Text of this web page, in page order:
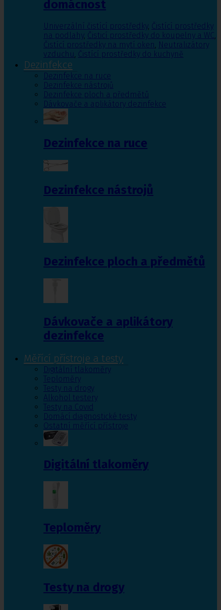
domácnost
Univerzální čistící prostředky, Čistící prostředky
na podlahy, Čisticí prostředky do koupelny a WC,
Čistící prostředky na mytí oken, Neutralizátory
vzduchu, Čistící prostředky do kuchyně
Dezinfekce
Dezinfekce na ruce
Dezinfekce nástrojů
Dezinfekce ploch a předmětů
Dávkovače a aplikátory dezinfekce
Dezinfekce na ruce
Dezinfekce nástrojů
Dezinfekce ploch a předmětů
Dávkovače a aplikátory
dezinfekce
Měřící přístroje a testy
Digitální tlakoměry
Teploměry
Testy na drogy
Alkohol testery
Testy na Covid
Domácí diagnostické testy
Ostatní měřící přístroje
Digitální tlakoměry
Teploměry
Testy na drogy